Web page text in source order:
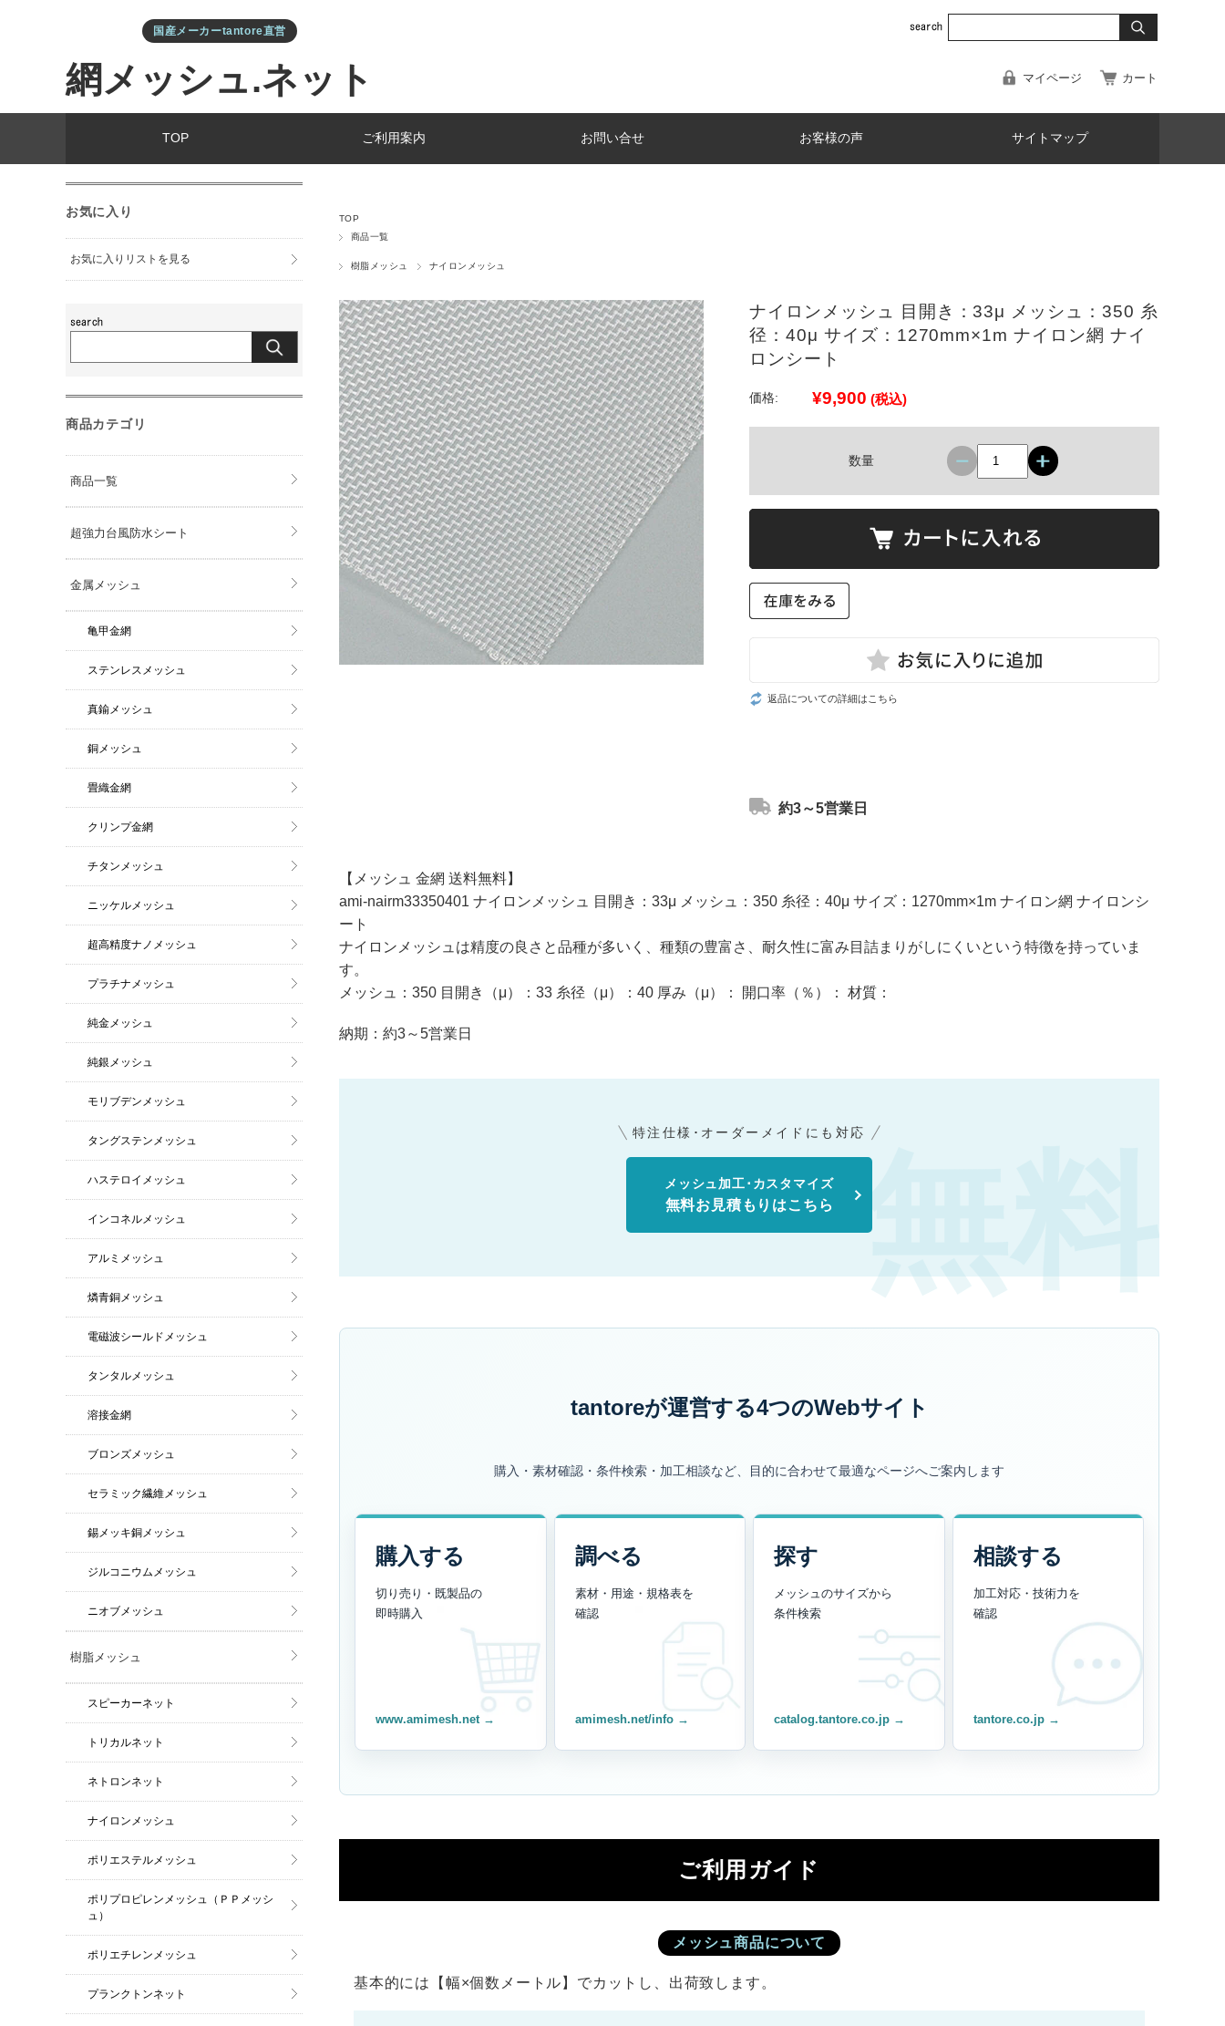
網メッシュ.ネット
国産メーカーtantore直営
マイページ カート
TOP ご利用案内 お問い合せ お客様の声 サイトマップ
TOP
商品一覧
樹脂メッシュ ナイロンメッシュ
ナイロンメッシュ 目開き：33μ メッシュ：350 糸
径：40μ サイズ：1270mm×1m ナイロン網 ナイ
ロンシート
価格: ¥9,900 (税込)
数量
返品についての詳細はこちら
約3～5営業日
【メッシュ 金網 送料無料】
ami-nairm33350401 ナイロンメッシュ 目開き：33μ メッシュ：350 糸径：40μ サイズ：1270mm×1m ナイロン網 ナイロンシ
ート
ナイロンメッシュは精度の良さと品種が多いく、種類の豊富さ、耐久性に富み目詰まりがしにくいという特徴を持っていま
す。
メッシュ：350 目開き（μ）：33 糸径（μ）：40 厚み（μ）： 開口率（％）： 材質：
納期：約3～5営業日
メッシュ加工･カスタマイズ
無料お見積もりはこちら
特注仕様･オーダーメイドにも対応
tantoreが運営する4つのWebサイト
購入・素材確認・条件検索・加工相談など、目的に合わせて最適なページへご案内します
購入する
切り売り・既製品の
即時購入
www.amimesh.net →
調べる
素材・用途・規格表を
確認
amimesh.net/info →
探す
メッシュのサイズから
条件検索
catalog.tantore.co.jp →
相談する
加工対応・技術力を
確認
tantore.co.jp →
ご利用ガイド
メッシュ商品について
基本的には【幅×個数メートル】でカットし、出荷致します。
お気に入り
お気に入りリストを見る
商品カテゴリ
商品一覧
超強力台風防水シート
金属メッシュ
亀甲金網
ステンレスメッシュ
真鍮メッシュ
銅メッシュ
畳織金網
クリンプ金網
チタンメッシュ
ニッケルメッシュ
超高精度ナノメッシュ
プラチナメッシュ
純金メッシュ
純銀メッシュ
モリブデンメッシュ
タングステンメッシュ
ハステロイメッシュ
インコネルメッシュ
アルミメッシュ
燐青銅メッシュ
電磁波シールドメッシュ
タンタルメッシュ
溶接金網
ブロンズメッシュ
セラミック繊維メッシュ
錫メッキ銅メッシュ
ジルコニウムメッシュ
ニオブメッシュ
樹脂メッシュ
スピーカーネット
トリカルネット
ネトロンネット
ナイロンメッシュ
ポリエステルメッシュ
ポリプロピレンメッシュ（ＰＰメッシ
ュ）
ポリエチレンメッシュ
プランクトンネット